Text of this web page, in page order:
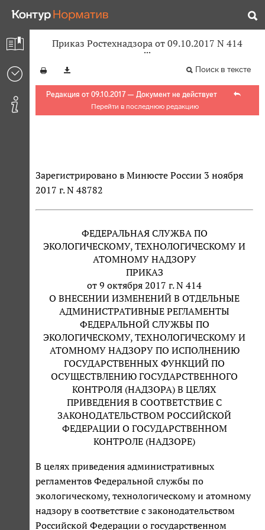
Приказ Ростехнадзора от 09.10.2017 N 414
Поиск в тексте
Редакция от 09.10.2017 — Документ не действует
Перейти в последнюю редакцию
Зарегистрировано в Минюсте России 3 ноября
2017 г. N 48782
ФЕДЕРАЛЬНАЯ СЛУЖБА ПО
ЭКОЛОГИЧЕСКОМУ, ТЕХНОЛОГИЧЕСКОМУ И
АТОМНОМУ НАДЗОРУ
ПРИКАЗ
от 9 октября 2017 г. N 414
О ВНЕСЕНИИ ИЗМЕНЕНИЙ В ОТДЕЛЬНЫЕ
АДМИНИСТРАТИВНЫЕ РЕГЛАМЕНТЫ
ФЕДЕРАЛЬНОЙ СЛУЖБЫ ПО
ЭКОЛОГИЧЕСКОМУ, ТЕХНОЛОГИЧЕСКОМУ И
АТОМНОМУ НАДЗОРУ ПО ИСПОЛНЕНИЮ
ГОСУДАРСТВЕННЫХ ФУНКЦИЙ ПО
ОСУЩЕСТВЛЕНИЮ ГОСУДАРСТВЕННОГО
КОНТРОЛЯ (НАДЗОРА) В ЦЕЛЯХ
ПРИВЕДЕНИЯ В СООТВЕТСТВИЕ С
ЗАКОНОДАТЕЛЬСТВОМ РОССИЙСКОЙ
ФЕДЕРАЦИИ О ГОСУДАРСТВЕННОМ
КОНТРОЛЕ (НАДЗОРЕ)
В целях приведения административных
регламентов Федеральной службы по
экологическому, технологическому и атомному
надзору в соответствие с законодательством
Российской Федерации о государственном